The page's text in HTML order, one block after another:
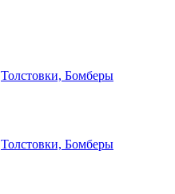
Толстовки, Бомберы
Толстовки, Бомберы